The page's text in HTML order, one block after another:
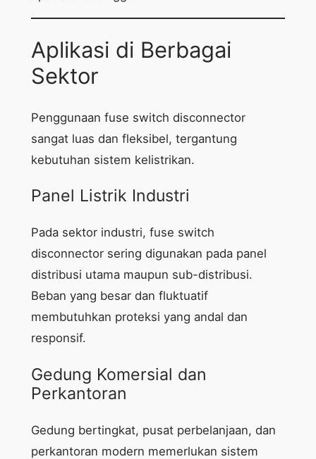
Aplikasi di Berbagai
Sektor
Penggunaan fuse switch disconnector
sangat luas dan fleksibel, tergantung
kebutuhan sistem kelistrikan.
Panel Listrik Industri
Pada sektor industri, fuse switch
disconnector sering digunakan pada panel
distribusi utama maupun sub-distribusi.
Beban yang besar dan fluktuatif
membutuhkan proteksi yang andal dan
responsif.
Gedung Komersial dan
Perkantoran
Gedung bertingkat, pusat perbelanjaan, dan
perkantoran modern memerlukan sistem